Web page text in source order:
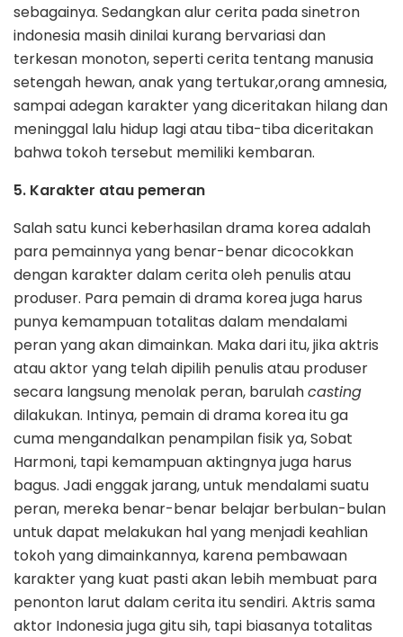
sebagainya. Sedangkan alur cerita pada sinetron
indonesia masih dinilai kurang bervariasi dan
terkesan monoton, seperti cerita tentang manusia
setengah hewan, anak yang tertukar,orang amnesia,
sampai adegan karakter yang diceritakan hilang dan
meninggal lalu hidup lagi atau tiba-tiba diceritakan
bahwa tokoh tersebut memiliki kembaran.
5. Karakter atau pemeran
Salah satu kunci keberhasilan drama korea adalah
para pemainnya yang benar-benar dicocokkan
dengan karakter dalam cerita oleh penulis atau
produser. Para pemain di drama korea juga harus
punya kemampuan totalitas dalam mendalami
peran yang akan dimainkan. Maka dari itu, jika aktris
atau aktor yang telah dipilih penulis atau produser
secara langsung menolak peran, barulahcasting
dilakukan. Intinya, pemain di drama korea itu ga
cuma mengandalkan penampilan fisik ya, Sobat
Harmoni, tapi kemampuan aktingnya juga harus
bagus. Jadi enggak jarang, untuk mendalami suatu
peran, mereka benar-benar belajar berbulan-bulan
untuk dapat melakukan hal yang menjadi keahlian
tokoh yang dimainkannya, karena pembawaan
karakter yang kuat pasti akan lebih membuat para
penonton larut dalam cerita itu sendiri. Aktris sama
aktor Indonesia juga gitu sih, tapi biasanya totalitas